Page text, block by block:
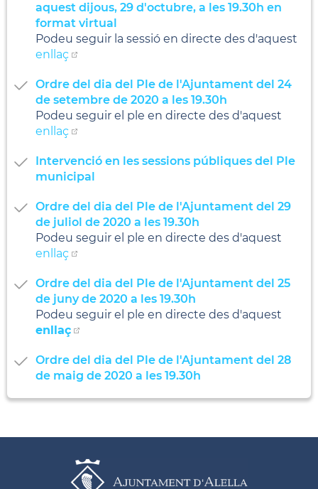
aquest dijous, 29 d'octubre, a les 19.30h en
format virtual
Podeu seguir la sessió en directe des d'aquest
enllaç
Ordre del dia del Ple de l'Ajuntament del 24
de setembre de 2020 a les 19.30h
Podeu seguir el ple en directe des d'aquest
enllaç
Intervenció en les sessions públiques del Ple
municipal
Ordre del dia del Ple de l'Ajuntament del 29
de juliol de 2020 a les 19.30h
Podeu seguir el ple en directe des d'aquest
enllaç
Ordre del dia del Ple de l'Ajuntament del 25
de juny de 2020 a les 19.30h
Podeu seguir el ple en directe des d'aquest
enllaç
Ordre del dia del Ple de l'Ajuntament del 28
de maig de 2020 a les 19.30h